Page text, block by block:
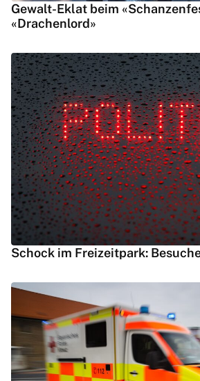
Gewalt-Eklat beim
«Drachenlord»
Schock im Freizeitpark: